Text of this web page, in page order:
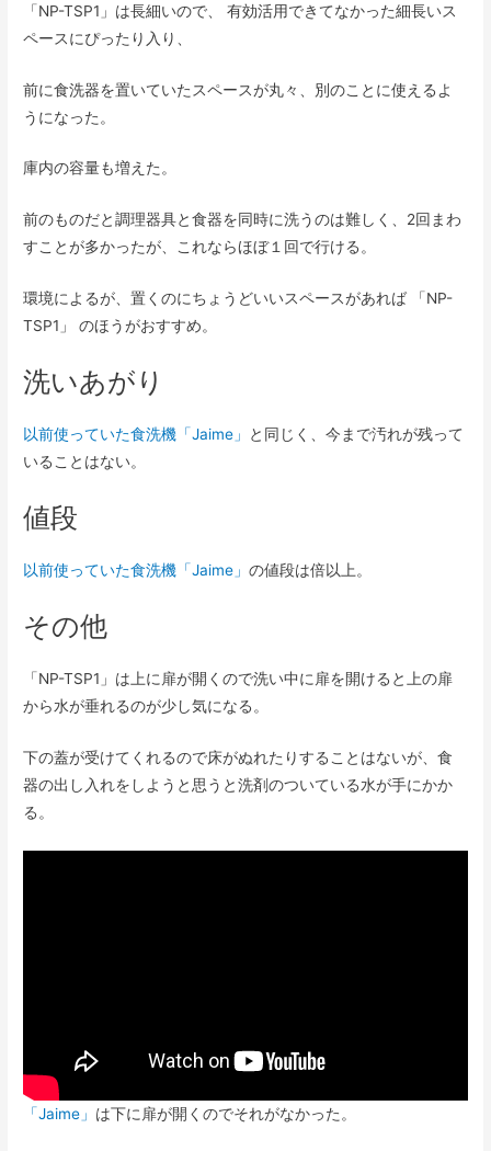
「NP-TSP1」は長細いので、 有効活用できてなかった細長いス
ペースにぴったり入り、
前に食洗器を置いていたスペースが丸々、別のことに使えるよ
うになった。
庫内の容量も増えた。
前のものだと調理器具と食器を同時に洗うのは難しく、2回まわ
すことが多かったが、これならほぼ１回で行ける。
環境によるが、置くのにちょうどいいスペースがあれば 「NP-
TSP1」 のほうがおすすめ。
洗いあがり
以前使っていた食洗機「Jaime」
と同じく、今まで汚れが残って
いることはない。
値段
以前使っていた食洗機「Jaime」の値段は倍以上。
その他
「NP-TSP1」は上に扉が開くので洗い中に扉を開けると上の扉
から水が垂れるのが少し気になる。
下の蓋が受けてくれるので床がぬれたりすることはないが、食
器の出し入れをしようと思うと洗剤のついている水が手にかか
る。
「Jaime」 は下に扉が開くのでそれがなかった。